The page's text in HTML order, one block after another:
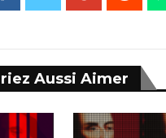
Aussi Aimer